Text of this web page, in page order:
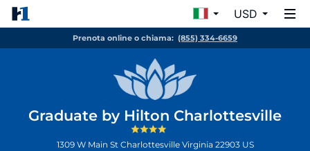
USD
Prenota online o chiama: (855) 334-6659
Graduate by Hilton Charlottesville
1309 W Main St Charlottesville Virginia 22903 US